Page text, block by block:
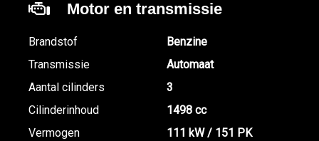
Motor en transmissie
Brandstof
Benzine
Transmissie
Automaat
Aantal cilinders
3
Cilinderinhoud
1498 cc
Vermogen
111 kW / 151 PK